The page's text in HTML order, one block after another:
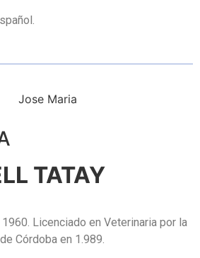
TATAY
Licenciado en Veterinaria por la
Córdoba en 1.989.